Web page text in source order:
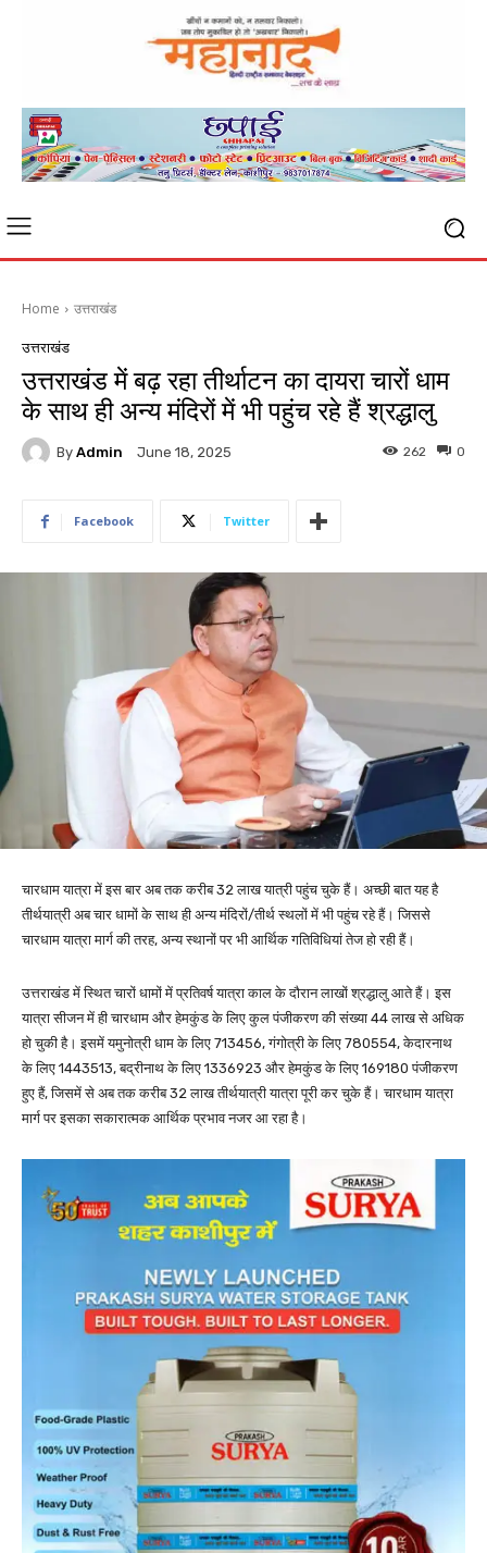
Home उत्तराखंड
उत्तराखंड
उत्तराखंड में बढ़ रहा तीर्थाटन का दायरा चारों धाम
के साथ ही अन्य मंदिरों में भी पहुंच रहे हैं श्रद्धालु
By Admin June 18, 2025 0
262
Facebook Twitter
चारधाम यात्रा में इस बार अब तक करीब 32 लाख यात्री पहुंच चुके हैं। अच्छी बात यह है
तीर्थयात्री अब चार धामों के साथ ही अन्य मंदिरों/तीर्थ स्थलों में भी पहुंच रहे हैं। जिससे
चारधाम यात्रा मार्ग की तरह, अन्य स्थानों पर भी आर्थिक गतिविधियां तेज हो रही हैं।
उत्तराखंड में स्थित चारों धामों में प्रतिवर्ष यात्रा काल के दौरान लाखों श्रद्धालु आते हैं। इस
यात्रा सीजन में ही चारधाम और हेमकुंड के लिए कुल पंजीकरण की संख्या 44 लाख से अधिक
हो चुकी है। इसमें यमुनोत्री धाम के लिए 713456, गंगोत्री के लिए 780554, केदारनाथ
के लिए 1443513, बद्रीनाथ के लिए 1336923 और हेमकुंड के लिए 169180 पंजीकरण
हुए हैं, जिसमें से अब तक करीब 32 लाख तीर्थयात्री यात्रा पूरी कर चुके हैं। चारधाम यात्रा
मार्ग पर इसका सकारात्मक आर्थिक प्रभाव नजर आ रहा है।